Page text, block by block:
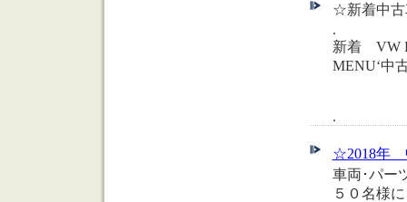
☆新着中古
.
新着 VW
MENU‘中
.
☆2018年
車両･パー
５０名様